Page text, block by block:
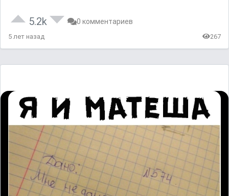
5.2k 0 комментариев
5 лет назад 267